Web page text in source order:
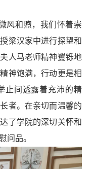
风和煦，我们怀着崇
梁汉家中进行探望和
人马老师精神矍铄地
神饱满，行动更是相
止间透露着充沛的精
者。在亲切而温馨的
了学院的深切关怀和
问品。